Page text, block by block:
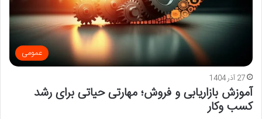
عمومی
27 آذر 1404
آموزش بازاریابی و فروش؛ مهارتی حیاتی برای رشد
کسب وکار